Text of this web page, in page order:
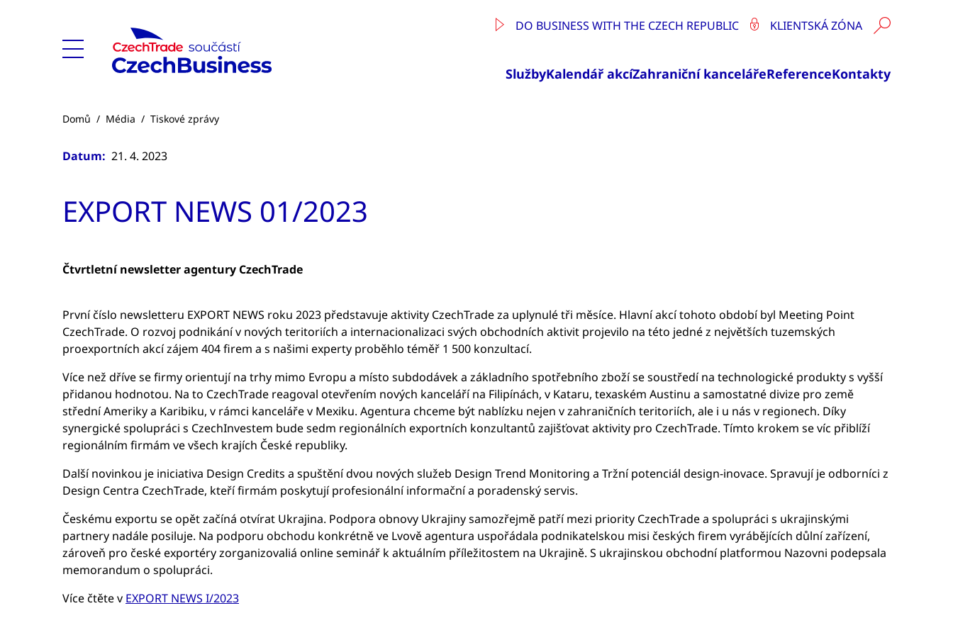
DO BUSINESS WITH THE CZECH REPUBLIC KLIENTSKÁ ZÓNA
SlužbyKalendář akcíZahraniční kancelářeReferenceKontakty
Domů / Média / Tiskové zprávy
Datum: 21. 4. 2023
EXPORT NEWS 01/2023
Čtvrtletní newsletter agentury CzechTrade
První číslo newsletteru EXPORT NEWS roku 2023 představuje aktivity CzechTrade za uplynulé tři měsíce. Hlavní akcí tohoto období byl Meeting Point
CzechTrade. O rozvoj podnikání v nových teritoriích a internacionalizaci svých obchodních aktivit projevilo na této jedné z největších tuzemských
proexportních akcí zájem 404 firem a s našimi experty proběhlo téměř 1 500 konzultací.
Více než dříve se firmy orientují na trhy mimo Evropu a místo subdodávek a základního spotřebního zboží se soustředí na technologické produkty s vyšší
přidanou hodnotou. Na to CzechTrade reagoval otevřením nových kanceláří na Filipínách, v Kataru, texaském Austinu a samostatné divize pro země
střední Ameriky a Karibiku, v rámci kanceláře v Mexiku. Agentura chceme být nablízku nejen v zahraničních teritoriích, ale i u nás v regionech. Díky
synergické spolupráci s CzechInvestem bude sedm regionálních exportních konzultantů zajišťovat aktivity pro CzechTrade. Tímto krokem se víc přiblíží
regionálním firmám ve všech krajích České republiky.
Další novinkou je iniciativa Design Credits a spuštění dvou nových služeb Design Trend Monitoring a Tržní potenciál design-inovace. Spravují je odborníci z
Design Centra CzechTrade, kteří firmám poskytují profesionální informační a poradenský servis.
Českému exportu se opět začíná otvírat Ukrajina. Podpora obnovy Ukrajiny samozřejmě patří mezi priority CzechTrade a spolupráci s ukrajinskými
partnery nadále posiluje. Na podporu obchodu konkrétně ve Lvově agentura uspořádala podnikatelskou misi českých firem vyrábějících důlní zařízení,
zároveň pro české exportéry zorganizovaliá online seminář k aktuálním příležitostem na Ukrajině. S ukrajinskou obchodní platformou Nazovni podepsala
memorandum o spolupráci.
Více čtěte v EXPORT NEWS I/2023